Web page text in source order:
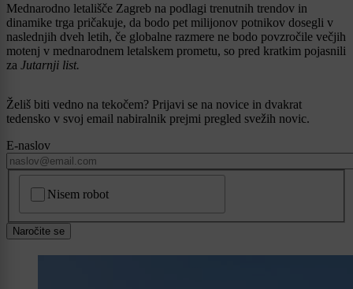
Mednarodno letališče Zagreb na podlagi trenutnih trendov in
dinamike trga pričakuje, da bodo pet milijonov potnikov dosegli v
naslednjih dveh letih, če globalne razmere ne bodo povzročile večjih
motenj v mednarodnem letalskem prometu, so pred kratkim pojasnili
za Jutarnji list.
Želiš biti vedno na tekočem? Prijavi se na novice in dvakrat
tedensko v svoj email nabiralnik prejmi pregled svežih novic.
E-naslov
Nisem robot
Naročite se